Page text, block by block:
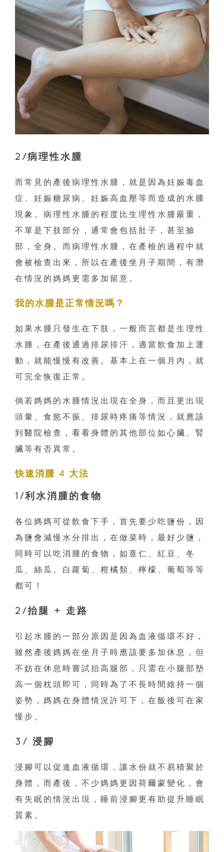
2/病理性水腫
而常見的產後病理性水腫，就是因為妊娠毒血
症、妊娠糖尿病、妊娠高血壓等而造成的水腫
現象。病理性水腫的程度比生理性水腫嚴重，
不單是下肢部分，通常會包括肚子，甚至臉
部，全身。而病理性水腫，在產檢的過程中就
會被檢查出來，所以在產後坐月子期間，有潛
在情況的媽媽更需多加留意。
我的水腫是正常情況嗎？
如果水腫只發生在下肢，一般而言都是生理性
水腫，在產後通過排尿排汗，適當飲食加上運
動，就能慢慢有改善。基本上在一個月內，就
可完全恢復正常。
倘若媽媽的水腫情況出現在全身，而且更出現
頭暈、食慾不振、排尿時疼痛等情況，就應該
到醫院檢查，看看身體的其他部位如心臟、腎
臟等有否異常。
快速消腫 4 大法
1/利水消腫的食物
各位媽媽可從飲食下手，首先要少吃鹽份，因
為鹽會減慢水分排出，在做菜時，最好少鹽，
同時可以吃消腫的食物，如薏仁、紅豆、冬
瓜、絲瓜、白蘿蔔、柑橘類、檸檬、葡萄等等
都可！
2/抬腿 + 走路
引起水腫的一部分原因是因為血液循環不好，
雖然產後媽媽在坐月子時應該要多加休息，但
不妨在休息時嘗試抬高腿部，只需在小腿部墊
高一個枕頭即可，同時為了不長時間維持一個
姿勢，媽媽在身體情況許可下，在飯後可在家
慢步。
3/ 浸腳
浸腳可以促進血液循環，讓水份就不易積聚於
身體，而產後，不少媽媽更因荷爾蒙變化，會
有失眠的情況出現，睡前浸腳更有助提升睡眠
質素。